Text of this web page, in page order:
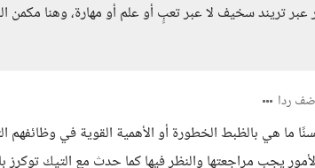
تريند سخيف لا عبر تعبٍ أو علم أو مهارة، وهنا
ردا
ما هي بالظبط الخطورة أو الأهمية القوية في وظائفهم
يجب مراجعتها والنظر فيها كما حدث مع التيك توكرز